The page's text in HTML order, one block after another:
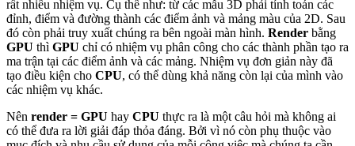
rất nhiều nhiệm vụ. Cụ thể như: từ các mẫu 3D phải tính toán các
đỉnh, điểm và đường thành các điểm ảnh và mảng màu của 2D. Sau
đó còn phải truy xuất chúng ra bên ngoài màn hình. Render bằng
GPU thì GPU chỉ có nhiệm vụ phân công cho các thành phần tạo ra
ma trận tại các điểm ảnh và các mảng. Nhiệm vụ đơn giản này đã
tạo điều kiện cho CPU, có thể dùng khả năng còn lại của mình vào
các nhiệm vụ khác.
Nên render = GPU hay CPU thực ra là một câu hỏi mà không ai
có thể đưa ra lời giải đáp thỏa đáng. Bởi vì nó còn phụ thuộc vào